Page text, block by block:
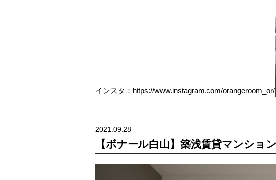
インスタ：https://www.instagram.com/orangeroom_or/
2021.09.28
【ボナール白山】築浅賃貸マンション